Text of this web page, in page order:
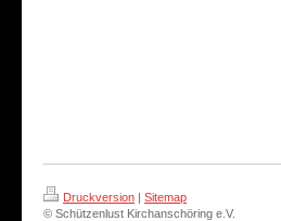
Druckversion | Sitemap
© Schützenlust Kirchanschöring e.V.